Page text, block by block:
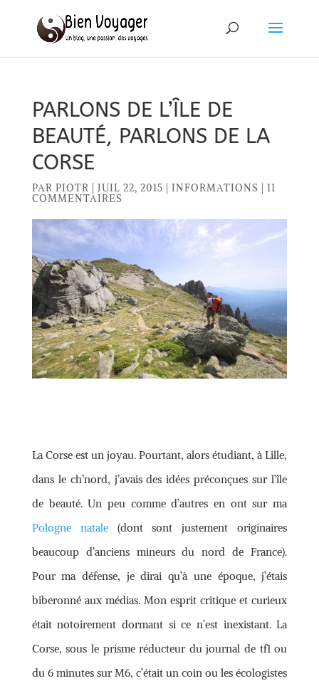
PARLONS DE L’ÎLE DE
BEAUTÉ, PARLONS DE LA
CORSE
PAR PIOTR JUIL 22, 2015 INFORMATIONS
11
COMMENTAIRES
La Corse est un joyau. Pourtant, alors étudiant, à Lille,
dans le ch’nord, j’avais des idées préconçues sur l’île
de beauté. Un peu comme d’autres en ont sur ma
Pologne natale(dont sont justement originaires
beaucoup d’anciens mineurs du nord de France).
Pour ma défense, je dirai qu’à une époque, j’étais
biberonné aux médias. Mon esprit critique et curieux
était notoirement dormant si ce n’est inexistant. La
Corse, sous le prisme réducteur du journal de tf1 ou
du 6 minutes sur M6, c’était un coin ou les écologistes